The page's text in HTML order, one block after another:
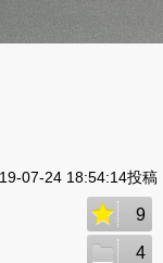
07-24 18:54:14投稿
9
4